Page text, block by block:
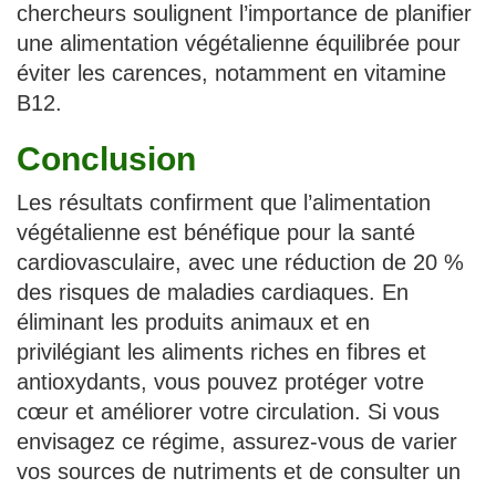
chercheurs soulignent l’importance de planifier
une alimentation végétalienne équilibrée pour
éviter les carences, notamment en vitamine
B12.
Conclusion
Les résultats confirment que l’alimentation
végétalienne est bénéfique pour la santé
cardiovasculaire, avec une réduction de 20 %
des risques de maladies cardiaques. En
éliminant les produits animaux et en
privilégiant les aliments riches en fibres et
antioxydants, vous pouvez protéger votre
cœur et améliorer votre circulation. Si vous
envisagez ce régime, assurez-vous de varier
vos sources de nutriments et de consulter un